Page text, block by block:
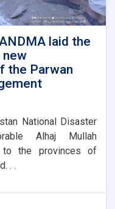
laid the
the Parwan
National Disaster
Alhaj Mullah
to the provinces of
. .